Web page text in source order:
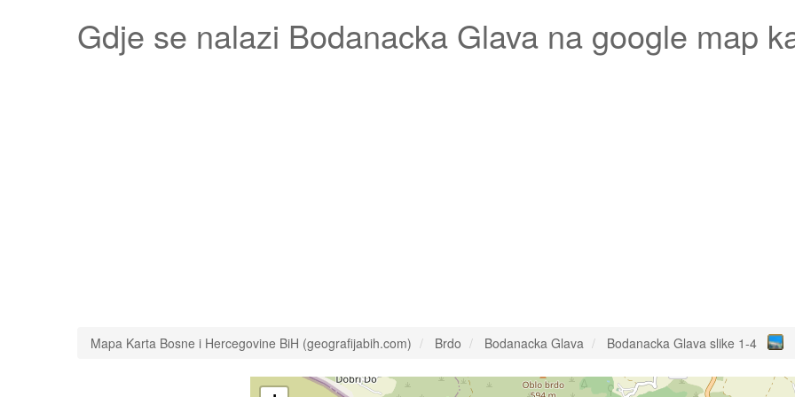
Gdje se nalazi Bodanacka Glava na google map
Mapa Karta Bosne i Hercegovine BiH (geografijabih.com) Brdo Bodanacka Glava Bodanacka Glava slike 1-4